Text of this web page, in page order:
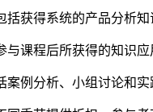
括获得系统的产品分析
与课程后所获得的知识
案例分析、小组讨论和